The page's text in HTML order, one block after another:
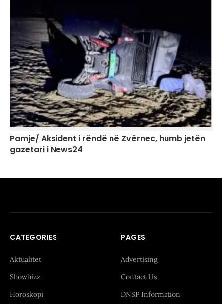
Pamje/ Aksident i rëndë në Zvërnec, humb jetën
gazetari i News24
CATEGORIES
Aktualitet
Showbizz
Horoskopi
PAGES
Advertising
Contact Us
DNSP Information